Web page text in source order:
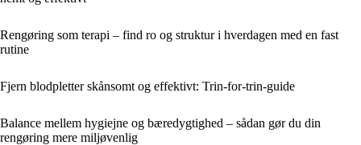
Rengøring som terapi – find ro og struktur i hverdagen med en fast
rutine
Fjern blodpletter skånsomt og effektivt: Trin-for-trin-guide
Balance mellem hygiejne og bæredygtighed – sådan gør du din
rengøring mere miljøvenlig